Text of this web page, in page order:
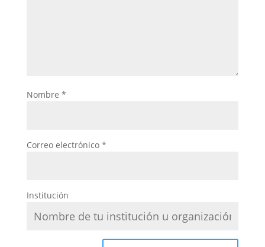
Nombre *
Correo electrónico *
Institución